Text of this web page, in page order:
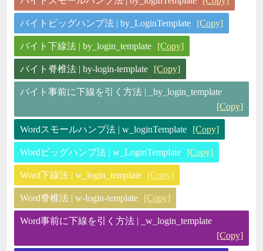
バイトビッグハンプ法 | by_LoginTemplate [Copy]
バイト下線法 | by_login_template [Copy]
バイト脊椎法 | by-login-template [Copy]
バイト事前に下線を引く方法 | _by_login_template
[Copy]
Wordスモールハンプ法 | w_loginTemplate [Copy]
Wordビッグハンプ法 | w_LoginTemplate [Copy]
Word下線法 | w_login_template [Copy]
Word脊椎法 | w-login-template [Copy]
Word事前に下線を引く方法 | _w_login_template
[Copy]